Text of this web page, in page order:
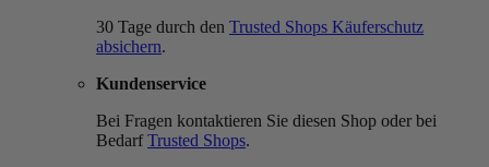
30 Tage durch den Trusted Shops Käuferschutz
absichern.
Kundenservice
Bei Fragen kontaktieren Sie diesen Shop oder bei
BedarfTrusted Shops.